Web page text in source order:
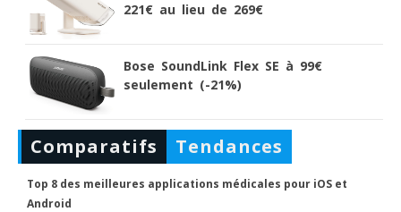
221€ au lieu de 269€
Bose SoundLink Flex SE à 99€
seulement (-21%)
Comparatifs Tendances
Top 8 des meilleures applications médicales pour iOS et
Android